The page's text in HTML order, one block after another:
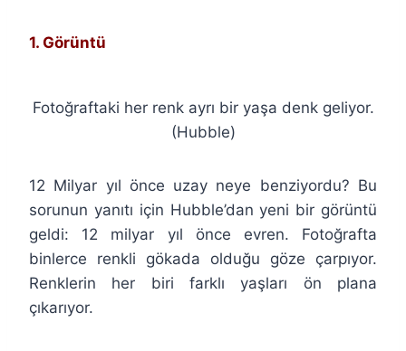
Özyar
1. Görüntü
Fotoğraftaki her renk ayrı bir yaşa denk geliyor.
(Hubble)
12 Milyar yıl önce uzay neye benziyordu? Bu
sorunun yanıtı için Hubble’dan yeni bir görüntü
geldi: 12 milyar yıl önce evren. Fotoğrafta
binlerce renkli gökada olduğu göze çarpıyor.
Renklerin her biri farklı yaşları ön plana
çıkarıyor.